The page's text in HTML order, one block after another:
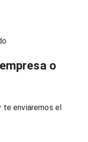
o
te enviaremos el